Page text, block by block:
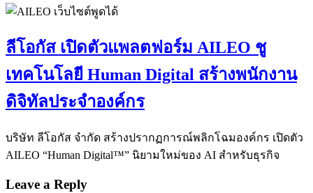
ลีโอกัส เปิดตัวแพลตฟอร์ม AILEO ชู
เทคโนโลยี Human Digital สร้างพนักงาน
ดิจิทัลประจำองค์กร
บริษัท ลีโอกัส จำกัด สร้างปรากฏการณ์พลิกโฉมองค์กร เปิดตัว
AILEO “Human Digital™” นิยามใหม่ของ AI สำหรับธุรกิจ
Leave a Reply